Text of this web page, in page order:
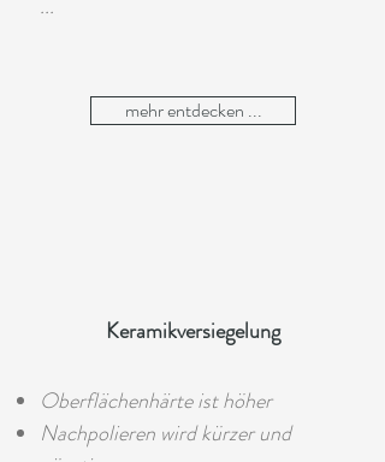
mehr entdecken ...
Keramikversiegelung
Oberflächenhärte ist höher
Nachpolieren wird kürzer und